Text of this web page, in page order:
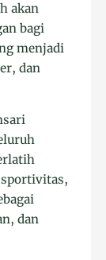
akan
bagi
menjadi
dan
dan